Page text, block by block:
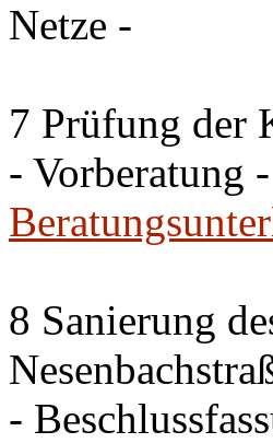
Netze -
7 Prüfung der
- Vorberatung -
8 Sanierung
-